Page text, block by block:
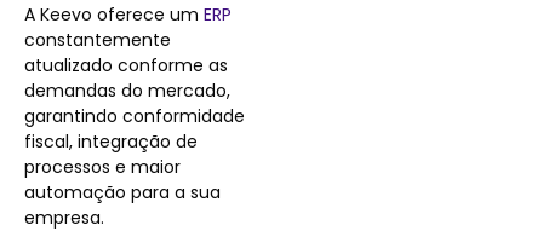
A Keevo oferece um ERP
constantemente
atualizado conforme as
demandas do mercado,
garantindo conformidade
fiscal, integração de
processos e maior
automação para a sua
empresa.